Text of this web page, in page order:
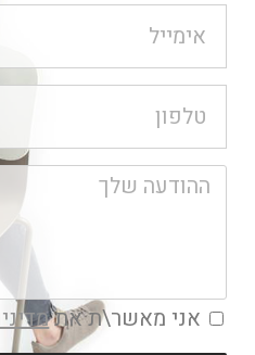
אני מאשר\ת את